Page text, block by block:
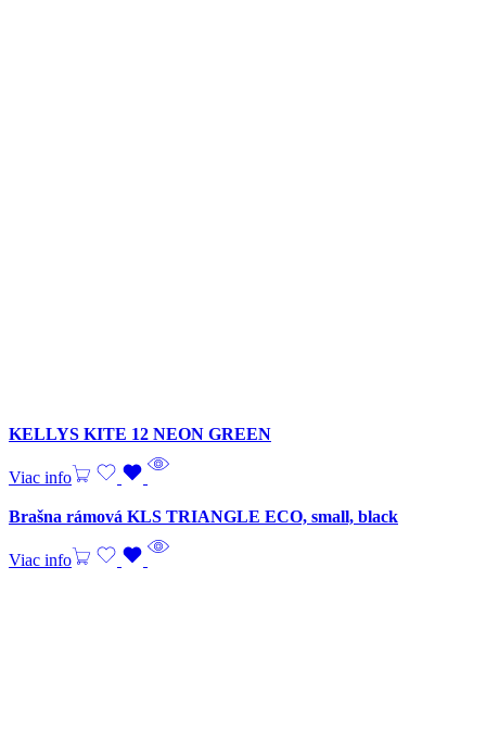
KELLYS KITE 12 NEON GREEN
Viac info
Brašna rámová KLS TRIANGLE ECO, small, black
Viac info